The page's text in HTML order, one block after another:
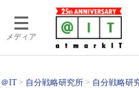
メディア
＠IT 自分戦略研究所 自分戦略研